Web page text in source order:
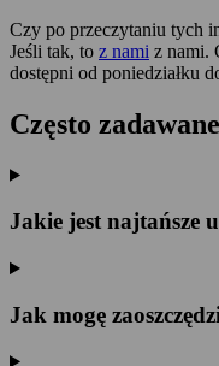
Czy po przeczytaniu tych
Jeśli tak, to z nami z nami.
dostępni od poniedziałku
Często zadawane
Jakie jest najtańsze
Jak mogę